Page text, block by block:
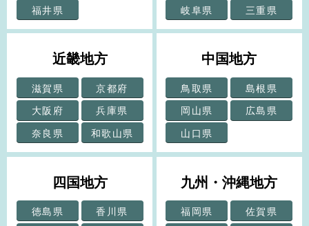
福井県 岐阜県 三重県
近畿地方
滋賀県
京都府
大阪府
兵庫県
奈良県
和歌山県
中国地方
鳥取県
島根県
岡山県
広島県
山口県
四国地方
徳島県
香川県
九州・沖縄地方
福岡県
佐賀県